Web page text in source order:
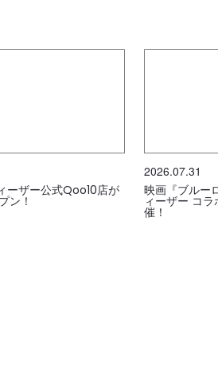
ーザー公式Qoo10店が
ン！
2026.07.31
映画『ブルー
ィーザー コ
催！